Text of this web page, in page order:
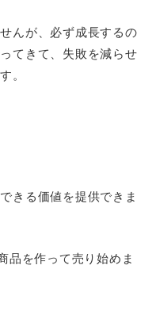
んが、必ず成長するの
てきて、失敗を減らせ
。
きる価値を提供できま
品を作って売り始めま